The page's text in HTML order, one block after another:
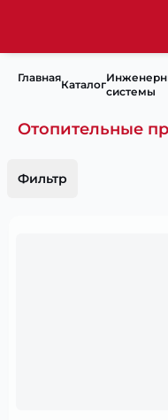
Главная
Каталог
системы
Отопительные
Фильтр